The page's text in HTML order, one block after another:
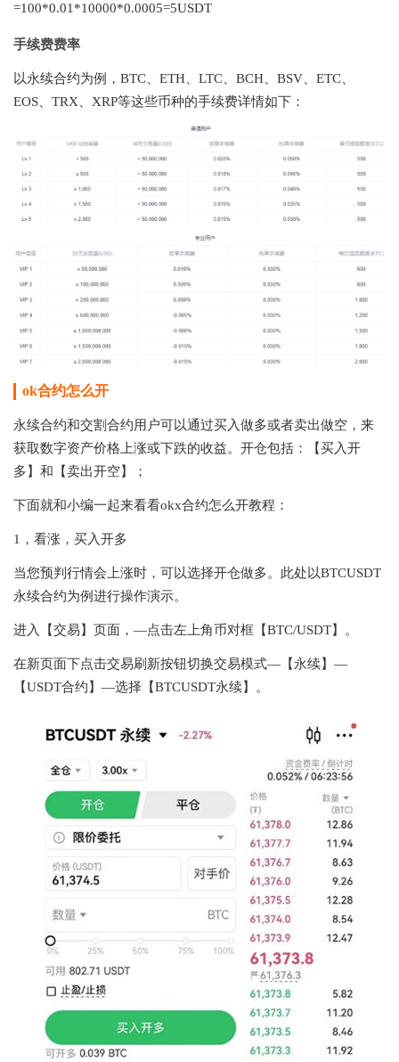
=100*0.01*10000*0.0005=5USDT
手续费费率
以永续合约为例，BTC、ETH、LTC、BCH、BSV、ETC、
EOS、TRX、XRP等这些币种的手续费详情如下：
ok合约怎么开
永续合约和交割合约用户可以通过买入做多或者卖出做空，来
获取数字资产价格上涨或下跌的收益。开仓包括：【买入开
多】和【卖出开空】；
下面就和小编一起来看看okx合约怎么开教程：
1，看涨，买入开多
当您预判行情会上涨时，可以选择开仓做多。此处以BTCUSDT
永续合约为例进行操作演示。
进入【交易】页面，—点击左上角币对框【BTC/USDT】。
在新页面下点击交易刷新按钮切换交易模式—【永续】—
【USDT合约】—选择【BTCUSDT永续】。